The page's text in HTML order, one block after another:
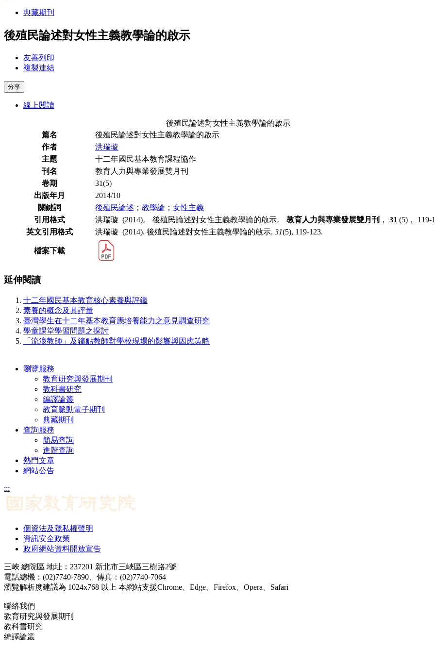
典藏期刊
後殖民論述對女性主義教學論的啟示
友善列印
複製連結
分享
線上閱讀
後殖民論述對女性主義教學論的啟示
篇名
後殖民論述對女性主義教學論的啟示
作者
洪瑞璇
主題
十二年國民基本教育課程協作
刊名
教育人力與專業發展雙月刊
卷期
31(5)
出版年月
2014/10
關鍵詞
後殖民論述 ； 教學論 ； 女性主義
引用格式
洪瑞璇 (2014)。 後殖民論述對女性主義教學論的啟示。 教育人力與專業發展雙月刊 ， 31 (5)， 119-
英文引用格式
洪瑞璇 (2014). 後殖民論述對女性主義教學論的啟示. 31(5), 119-123.
檔案下載
延伸閱讀
十二年國民基本教育核心素養與評鑑
素養的概念及其評量
臺灣學生在十二年基本教育應培養能力之意見調查研究
學童課堂學習問題之探討
「流浪教師」及鐘點教師對學校現場的影響與因應策略
瀏覽服務
教育研究與發展期刊
教科書研究
編譯論叢
教育脈動電子期刊
典藏期刊
查詢服務
簡易查詢
進階查詢
熱門文章
網站公告
:::
個資法及隱私權聲明
資訊安全政策
政府網站資料開放宣告
三峽 總院區 地址：237201 新北市三峽區三樹路2號
電話總機：(02)7740-7890、傳真：(02)7740-7064
瀏覽解析度建議為 1024x768 以上 本網站支援Chrome、Edge、Firefox、Opera、Safari
聯絡我們
教育研究與發展期刊
教科書研究
編譯論叢